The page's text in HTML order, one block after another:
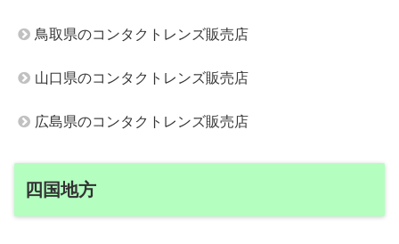
鳥取県のコンタクトレンズ販売店
山口県のコンタクトレンズ販売店
広島県のコンタクトレンズ販売店
四国地方